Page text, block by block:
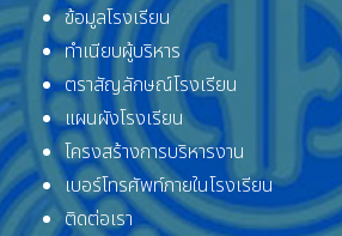
ข้อมูลโรงเรียน
ทำเนียบผู้บริหาร
ตราสัญลักษณ์โรงเรียน
แผนผังโรงเรียน
โครงสร้างการบริหารงาน
เบอร์โทรศัพท์ภายในโรงเรียน
ติดต่อเรา